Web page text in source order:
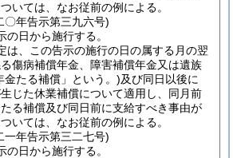
いては、なお従前の例による。
〇年告示第三九六号)
の日から施行する。
は、この告示の施行の日の属する月の翌
傷病補償年金、障害補償年金又は遺族
金たる補償」という。)及び同日以後に
じた休業補償について適用し、同月前
る補償及び同日前に支給すべき事由が
いては、なお従前の例による。
一年告示第三二七号)
の日から施行する。